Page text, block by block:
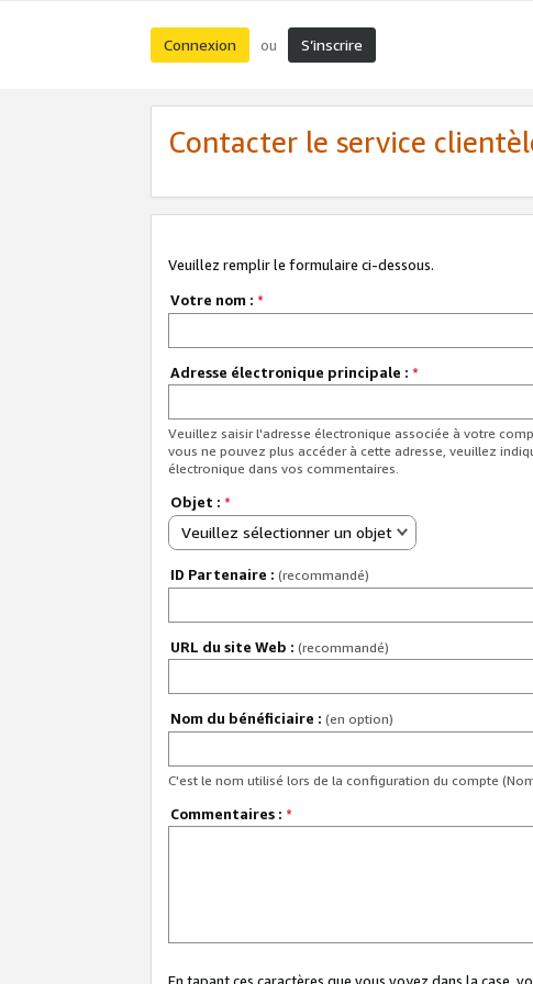
Connexion ou S’inscrire
Contacter le service
Veuillez remplir le formulaire ci-dessous.
Votre nom : *
Adresse électronique principale : *
Veuillez saisir l'adresse électronique associée à votre
vous ne pouvez plus accéder à cette adresse, veuillez
électronique dans vos commentaires.
Objet : *
Veuillez sélectionner un objet
ID Partenaire : (recommandé)
URL du site Web : (recommandé)
Nom du bénéficiaire : (en option)
C'est le nom utilisé lors de la configuration du compte
Commentaires : *